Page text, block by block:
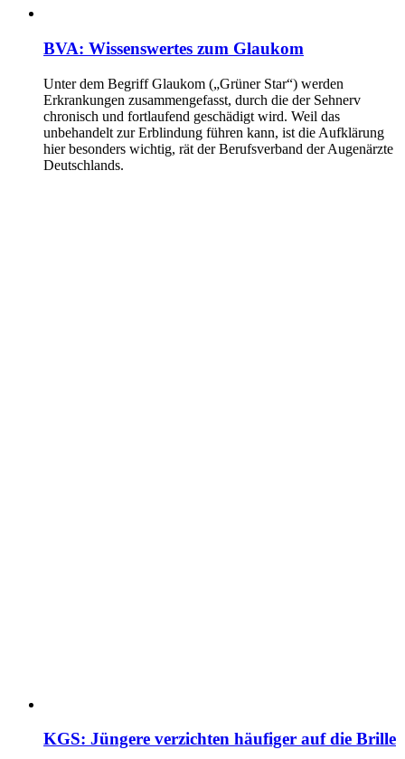
BVA: Wissenswertes zum Glaukom
Unter dem Begriff Glaukom („Grüner Star“) werden
Erkrankungen zusammengefasst, durch die der Sehnerv
chronisch und fortlaufend geschädigt wird. Weil das
unbehandelt zur Erblindung führen kann, ist die Aufklärung
hier besonders wichtig, rät der Berufsverband der Augenärzte
Deutschlands.
KGS: Jüngere verzichten häufiger auf die Brille